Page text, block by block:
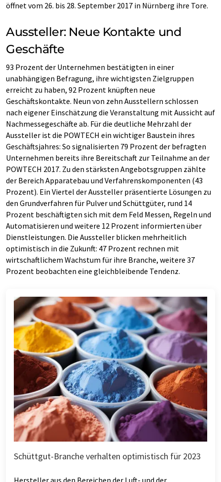
öffnet vom 26. bis 28. September 2017 in Nürnberg ihre Tore.
Aussteller: Neue Kontakte und
Geschäfte
93 Prozent der Unternehmen bestätigten in einer
unabhängigen Befragung, ihre wichtigsten Zielgruppen
erreicht zu haben, 92 Prozent knüpften neue
Geschäftskontakte. Neun von zehn Ausstellern schlossen
nach eigener Einschätzung die Veranstaltung mit Aussicht auf
Nachmessegeschäfte ab. Für die deutliche Mehrzahl der
Aussteller ist die POWTECH ein wichtiger Baustein ihres
Geschäftsjahres: So signalisierten 79 Prozent der befragten
Unternehmen bereits ihre Bereitschaft zur Teilnahme an der
POWTECH 2017. Zu den stärksten Angebotsgruppen zählte
der Bereich Apparatebau und Verfahrenskomponenten (43
Prozent). Ein Viertel der Aussteller präsentierte Lösungen zu
den Grundverfahren für Pulver und Schüttgüter, rund 14
Prozent beschäftigten sich mit dem Feld Messen, Regeln und
Automatisieren und weitere 12 Prozent informierten über
Dienstleistungen. Die Aussteller blicken mehrheitlich
optimistisch in die Zukunft: 47 Prozent rechnen mit
wirtschaftlichem Wachstum für ihre Branche, weitere 37
Prozent beobachten eine gleichbleibende Tendenz.
Schüttgut-Branche verhalten optimistisch für 2023